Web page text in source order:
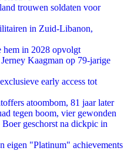
trouwen soldaten voor
in Zuid-Libanon,
hem in 2028 opvolgt
Kaagman op 79-jarige
early access tot
atoombom, 81 jaar later
tegen boom, vier gewonden
geschorst na dickpic in
"Platinum" achievements